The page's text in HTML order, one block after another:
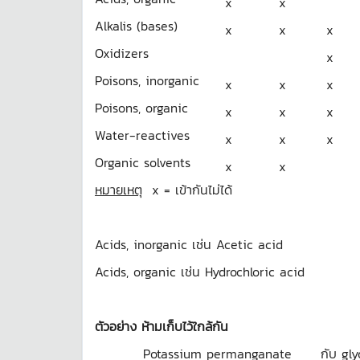
Alkalis (bases)
x x x
Oxidizers
x
Poisons, inorganic
x x x
Poisons, organic
x x x
Water-reactives
x x x
Organic solvents
x x
หมายเหตุ x = เข้ากันไม่ได้
Acids, inorganic เช่น Acetic acid
Acids, organic เช่น Hydrochloric acid
ตัวอย่าง ห้ามเก็บไว้ใกล้กัน
Potassium permanganate กับ